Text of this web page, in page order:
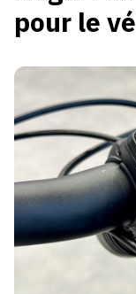
pour le